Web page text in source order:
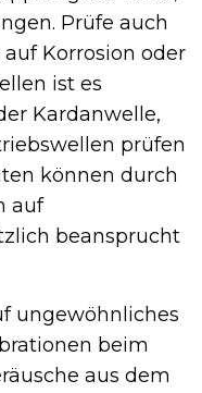
Prüfe auch
Korrosion oder
ist es
Kardanwelle,
prüfen
können durch
auf
beansprucht
ungewöhnliches
beim
aus dem